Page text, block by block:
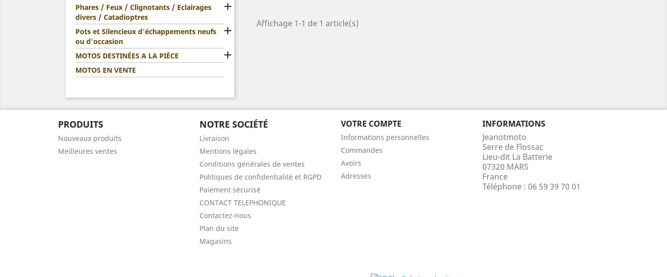
Phares / Feux / Clignotants / Eclairages
divers / Catadioptres

Pots et Silencieux d'échappements neufs
ou d'occasion

MOTOS DESTINÉES A LA PIÈCE 
MOTOS EN VENTE
Affichage 1-1 de 1 article(s)
PRODUITS
Nouveaux produits
Meilleures ventes
NOTRE SOCIÉTÉ
Livraison
Mentions légales
Conditions générales de ventes
Politiques de confidentialité et RGPD
Paiement sécurisé
CONTACT TELEPHONIQUE
Contactez-nous
Plan du site
Magasins
VOTRE COMPTE
Informations personnelles
Commandes
Avoirs
Adresses
INFORMATIONS
Jeanotmoto
Serre de Flossac
Lieu-dit La Batterie
07320 MARS
France
Téléphone : 06 59 39 70 01